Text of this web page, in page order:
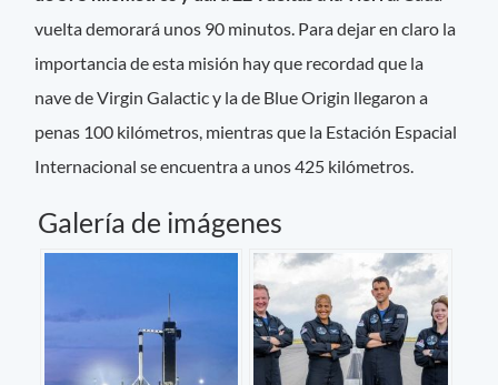
vuelta demorará unos 90 minutos. Para dejar en claro la
importancia de esta misión hay que recordad que la
nave de Virgin Galactic y la de Blue Origin llegaron a
penas 100 kilómetros, mientras que la Estación Espacial
Internacional se encuentra a unos 425 kilómetros.
Galería de imágenes